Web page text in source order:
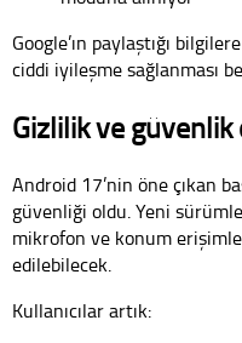
Google’ın paylaştığı
ciddi iyileşme sağlanması
Gizlilik ve
Android 17’nin öne çıkan
güvenliği oldu. Yeni
mikrofon ve konum
edilebilecek.
Kullanıcılar artık: